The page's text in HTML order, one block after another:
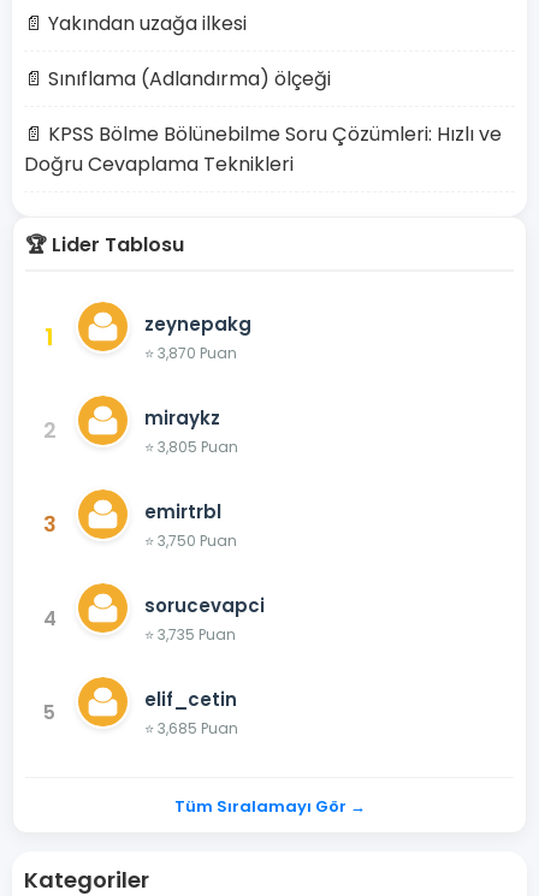
📄 Yakından uzağa ilkesi
📄 Sınıflama (Adlandırma) ölçeği
📄 KPSS Bölme Bölünebilme Soru Çözümleri: Hızlı ve
Doğru Cevaplama Teknikleri
🏆 Lider Tablosu
1 zeynepakg
⭐ 3,870 Puan
2 miraykz
⭐ 3,805 Puan
3 emirtrbl
⭐ 3,750 Puan
4 sorucevapci
⭐ 3,735 Puan
5 elif_cetin
⭐ 3,685 Puan
Tüm Sıralamayı Gör →
Kategoriler